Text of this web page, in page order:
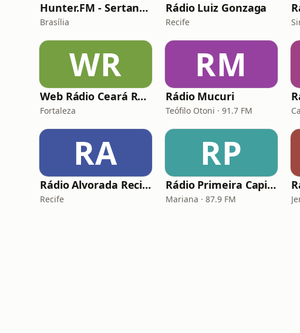
Hunter.FM - Sertanejo
Brasília
Rádio Luiz Gonzaga
Recife
WR
Web Rádio Ceará Rural
Fortaleza
RM
Rádio Mucuri
Teófilo Otoni · 91.7 FM
RA
Rádio Alvorada Recife
Recife
RP
Rádio Primeira Capital 87.9 FM
Mariana · 87.9 FM